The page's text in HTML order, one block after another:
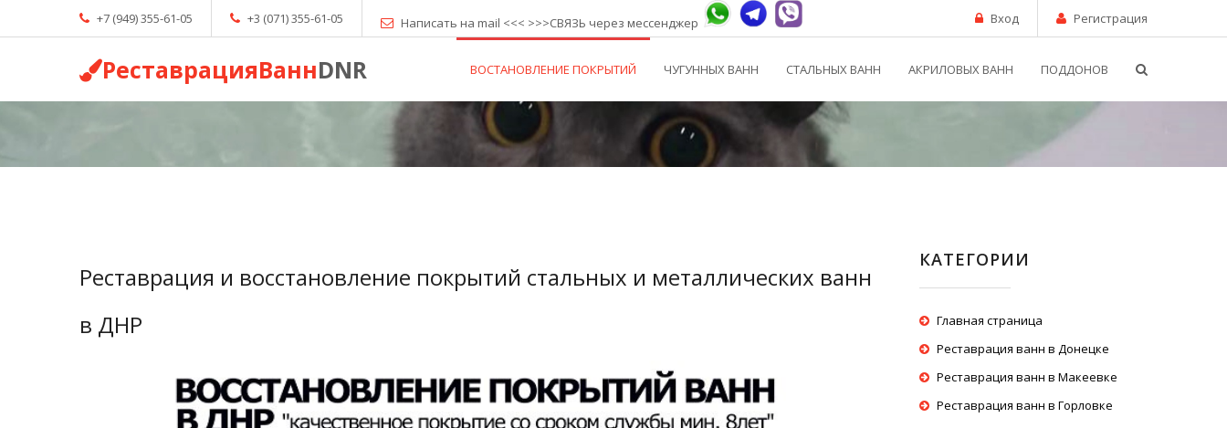
+7 (949) 355-61-05 +3 (071) 355-61-05 Написать на mail <<< >>>СВЯЗЬ через мессенджер Вход Регистрация
РеставрацияВаннDNR ВОСТАНОВЛЕНИЕ ПОКРЫТИЙ ЧУГУННЫХ ВАНН СТАЛЬНЫХ ВАНН АКРИЛОВЫХ ВАНН ПОДДОНОВ
Реставрация и восстановление покрытий стальных и металлических ванн
в ДНР
КАТЕГОРИИ
Главная страница
Реставрация ванн в Донецке
Реставрация ванн в Макеевке
Реставрация ванн в Горловке